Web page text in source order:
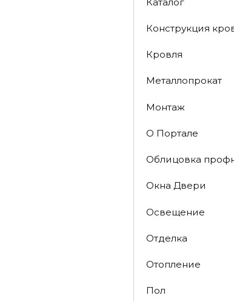
Конструкция
Кровля
Металлопрокат
Монтаж
О Портале
Облицовка
Окна Двери
Освещение
Отделка
Отопление
Пол